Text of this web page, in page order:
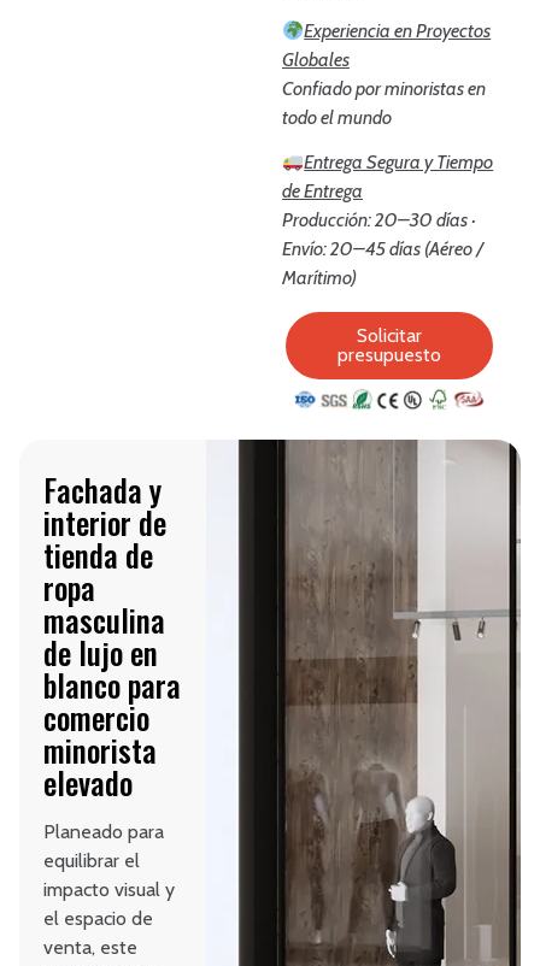
Experiencia en Proyectos
Globales
Confiado por minoristas en
todo el mundo
Entrega Segura y Tiempo
de Entrega
Producción: 20–30 días ·
Envío: 20–45 días (Aéreo /
Marítimo)
Solicitar
presupuesto
Fachada y
interior de
tienda de
ropa
masculina
de lujo en
blanco para
comercio
minorista
elevado
Planeado para
equilibrar el
impacto visual y
el espacio de
venta, este